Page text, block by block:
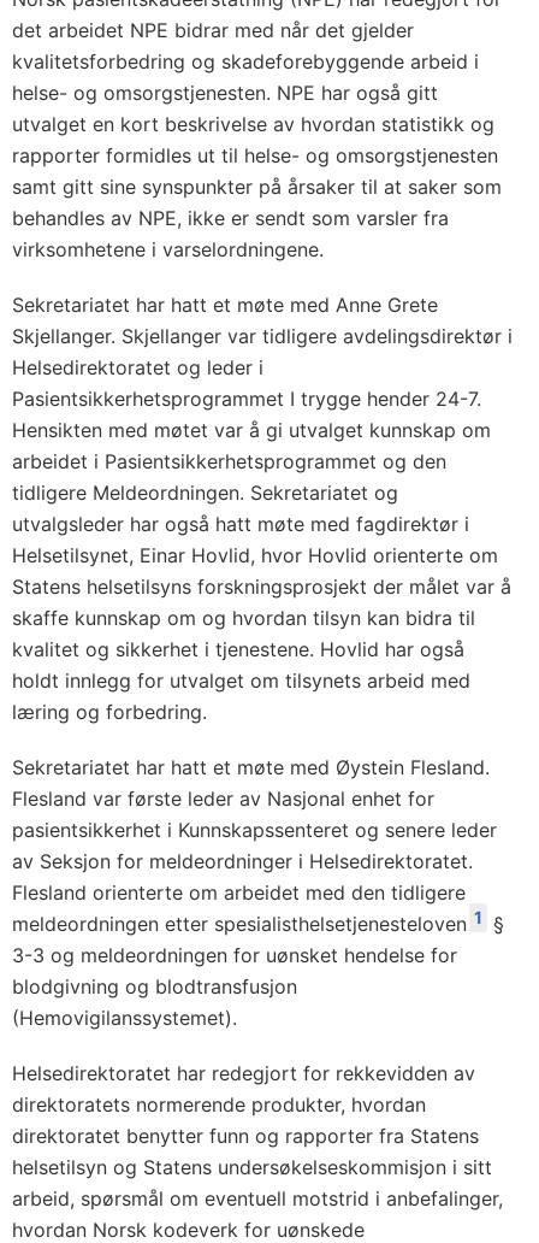
det arbeidet NPE bidrar med når det gjelder
kvalitetsforbedring og skadeforebyggende arbeid i
helse- og omsorgstjenesten. NPE har også gitt
utvalget en kort beskrivelse av hvordan statistikk og
rapporter formidles ut til helse- og omsorgstjenesten
samt gitt sine synspunkter på årsaker til at saker som
behandles av NPE, ikke er sendt som varsler fra
virksomhetene i varselordningene.
Sekretariatet har hatt et møte med Anne Grete
Skjellanger. Skjellanger var tidligere avdelingsdirektør i
Helsedirektoratet og leder i
Pasientsikkerhetsprogrammet I trygge hender 24-7.
Hensikten med møtet var å gi utvalget kunnskap om
arbeidet i Pasientsikkerhetsprogrammet og den
tidligere Meldeordningen. Sekretariatet og
utvalgsleder har også hatt møte med fagdirektør i
Helsetilsynet, Einar Hovlid, hvor Hovlid orienterte om
Statens helsetilsyns forskningsprosjekt der målet var å
skaffe kunnskap om og hvordan tilsyn kan bidra til
kvalitet og sikkerhet i tjenestene. Hovlid har også
holdt innlegg for utvalget om tilsynets arbeid med
læring og forbedring.
Sekretariatet har hatt et møte med Øystein Flesland.
Flesland var første leder av Nasjonal enhet for
pasientsikkerhet i Kunnskapssenteret og senere leder
av Seksjon for meldeordninger i Helsedirektoratet.
Flesland orienterte om arbeidet med den tidligere
meldeordningen etter spesialisthelsetjenesteloven 1 §
3-3 og meldeordningen for uønsket hendelse for
blodgivning og blodtransfusjon
(Hemovigilanssystemet).
Helsedirektoratet har redegjort for rekkevidden av
direktoratets normerende produkter, hvordan
direktoratet benytter funn og rapporter fra Statens
helsetilsyn og Statens undersøkelseskommisjon i sitt
arbeid, spørsmål om eventuell motstrid i anbefalinger,
hvordan Norsk kodeverk for uønskede